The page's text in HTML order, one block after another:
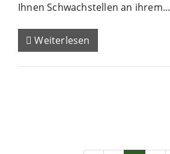
Ihnen Schwachstellen an ihrem...
Weiterlesen